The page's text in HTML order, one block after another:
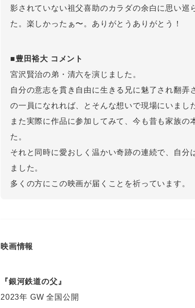
影されていない祖父喜助のカラダの余白に思い巡
た。楽しかったぁ〜。ありがとうありがとう！
■豊田裕大 コメント
宮沢賢治の弟・清六を演じました。
自分の意志を貫き自由に生きる兄に魅了され翻弄
の一員になれれば、とそんな想いで現場にいまし
また実際に作品に参加してみて、今も昔も家族の
た。
それと同時に愛おしく温かい奇跡の連続で、自分
ました。
多くの方にこの映画が届くことを祈っています。
映画情報
『銀河鉄道の父』
2023年 GW 全国公開